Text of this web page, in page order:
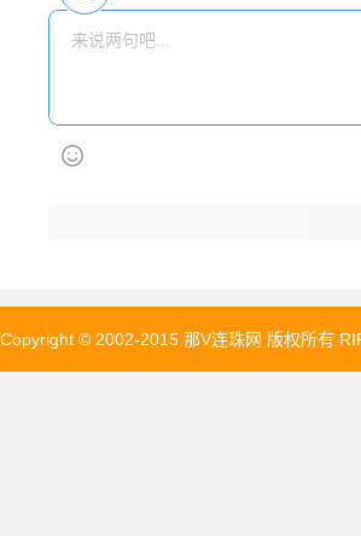
Copyright © 2002-2015 那V连珠网 版权所有